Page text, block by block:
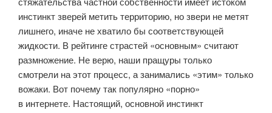
инстинкт зверей метить территорию, но звери не метят
лишнего, иначе не хватило бы соответствующей
жидкости. В рейтинге страстей «основным» считают
размножение. Не верю, наши пращуры только
смотрели на этот процесс, а занимались «этим» только
вожаки. Вот почему так популярно «порно»
в интернете. Настоящий, основной инстинкт